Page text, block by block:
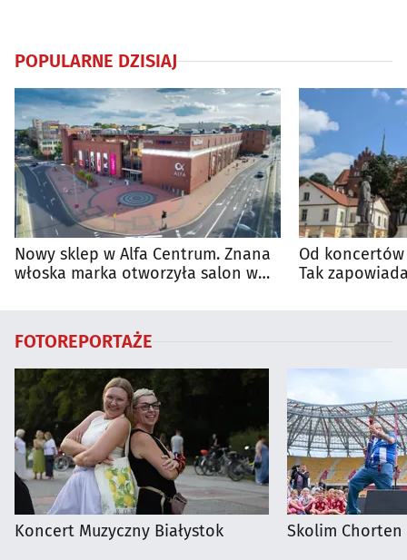
POPULARNE DZISIAJ
Nowy sklep w Alfa Centrum. Znana
włoska marka otworzyła salon w
Od
Tak
FOTOREPORTAŻE
Koncert Muzyczny Białystok Skolim Chorten